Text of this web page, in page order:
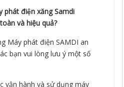
phát điện xăng Samdi
và hiệu quả?
Máy phát điện SAMDI an
bạn vui lòng lưu ý một số
vận hành và sử dụng máy